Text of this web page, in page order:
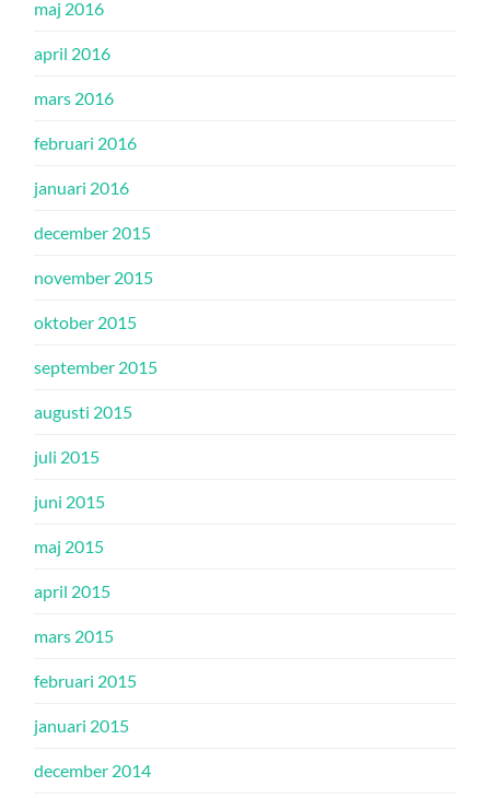
maj 2016
april 2016
mars 2016
februari 2016
januari 2016
december 2015
november 2015
oktober 2015
september 2015
augusti 2015
juli 2015
juni 2015
maj 2015
april 2015
mars 2015
februari 2015
januari 2015
december 2014